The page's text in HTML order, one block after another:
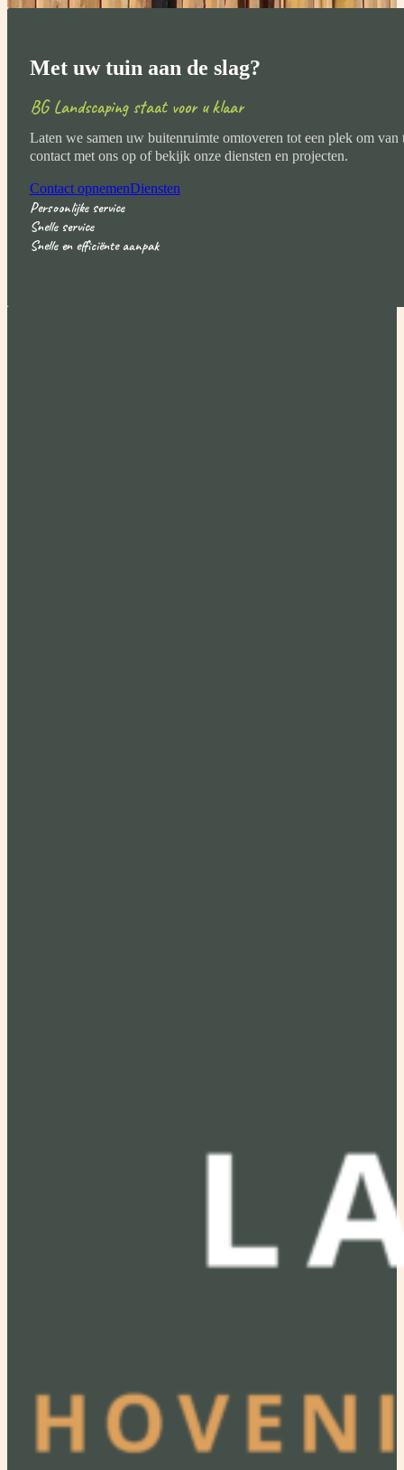
Met uw tuin aan de slag?
BG Landscaping staat voor u klaar
Laten we samen uw buitenruimte omtoveren tot een plek om van
contact met ons op of bekijk onze diensten en projecten.
Contact opnemenDiensten
Persoonlijke service
Snelle service
Snelle en efficiënte aanpak